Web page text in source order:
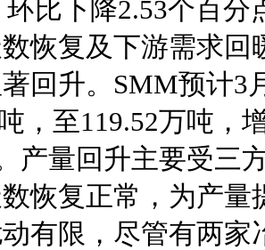
环比下降2.53个百分
恢复及下游需求回
回升。SMM预计3
，至119.52万吨，
产量回升主要受三
恢复正常，为产量
有限，尽管有两家